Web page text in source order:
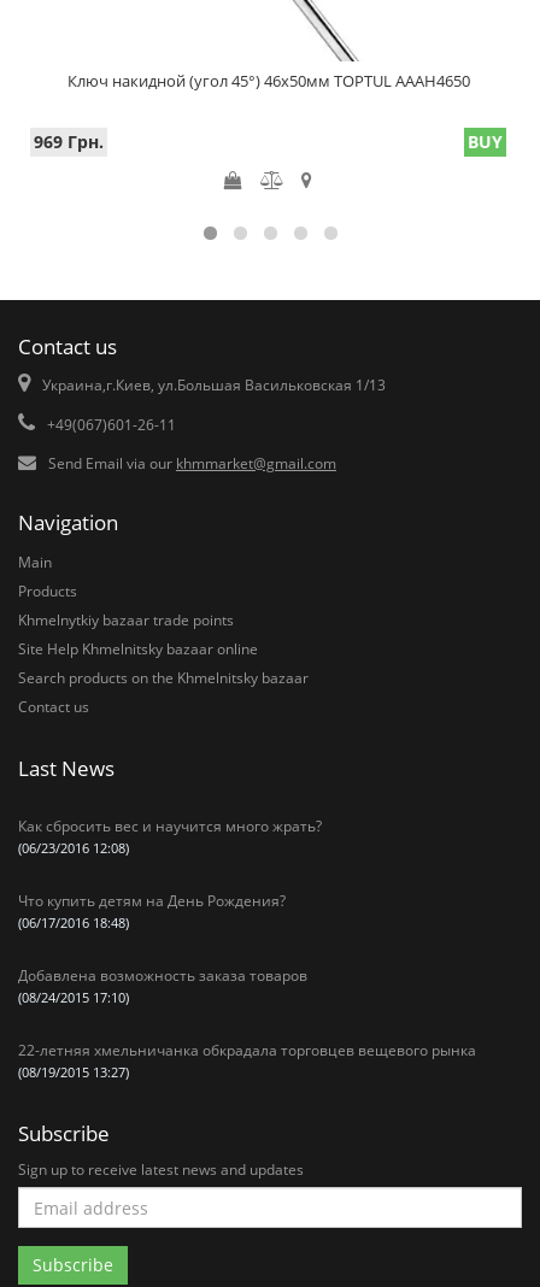
Ключ накидной (угол 45°) 46х50мм TOPTUL AAAH4650
969 Грн. BUY
Contact us
Украина,г.Киев, ул.Большая Васильковская 1/13
+49(067)601-26-11
Send Email via our khmmarket@gmail.com
Navigation
Main
Products
Khmelnytkiy bazaar trade points
Site Help Khmelnitsky bazaar online
Search products on the Khmelnitsky bazaar
Contact us
Last News
Как сбросить вес и научится много жрать?
(06/23/2016 12:08)
Что купить детям на День Рождения?
(06/17/2016 18:48)
Добавлена возможность заказа товаров
(08/24/2015 17:10)
22-летняя хмельничанка обкрадала торговцев вещевого рынка
(08/19/2015 13:27)
Subscribe
Sign up to receive latest news and updates